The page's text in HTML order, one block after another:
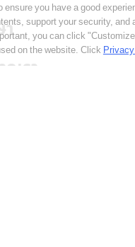
เรา
ensure you have a good
support your security,
you can click
on the website. Click